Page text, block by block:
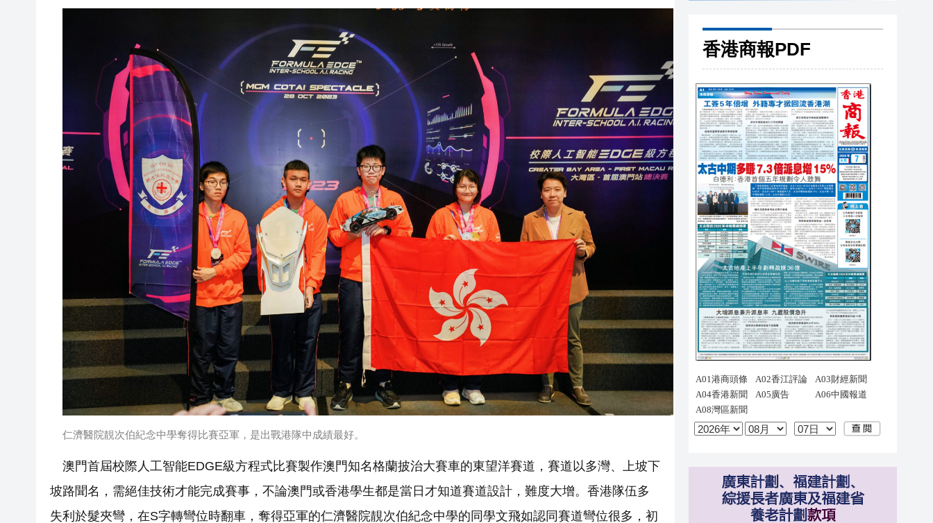
仁濟醫院靚次伯紀念中學奪得比賽亞軍，是出戰港隊中成績最好。
澳門首屆校際人工智能EDGE級方程式比賽製作澳門知名格蘭披治大賽車的東望洋賽道，賽道以多灣、上坡下
坡路聞名，需絕佳技術才能完成賽事，不論澳門或香港學生都是當日才知道賽道設計，難度大增。香港隊伍多
失利於髮夾彎，在S字轉彎位時翻車，奪得亞軍的仁濟醫院靚次伯紀念中學的同學文飛如認同賽道彎位很多，初
香港商報PDF